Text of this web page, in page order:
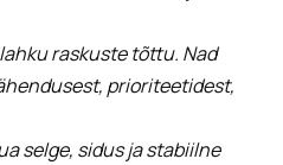
raskuste tõttu. Nad
prioriteetidest,
selge, sidus ja stabiilne